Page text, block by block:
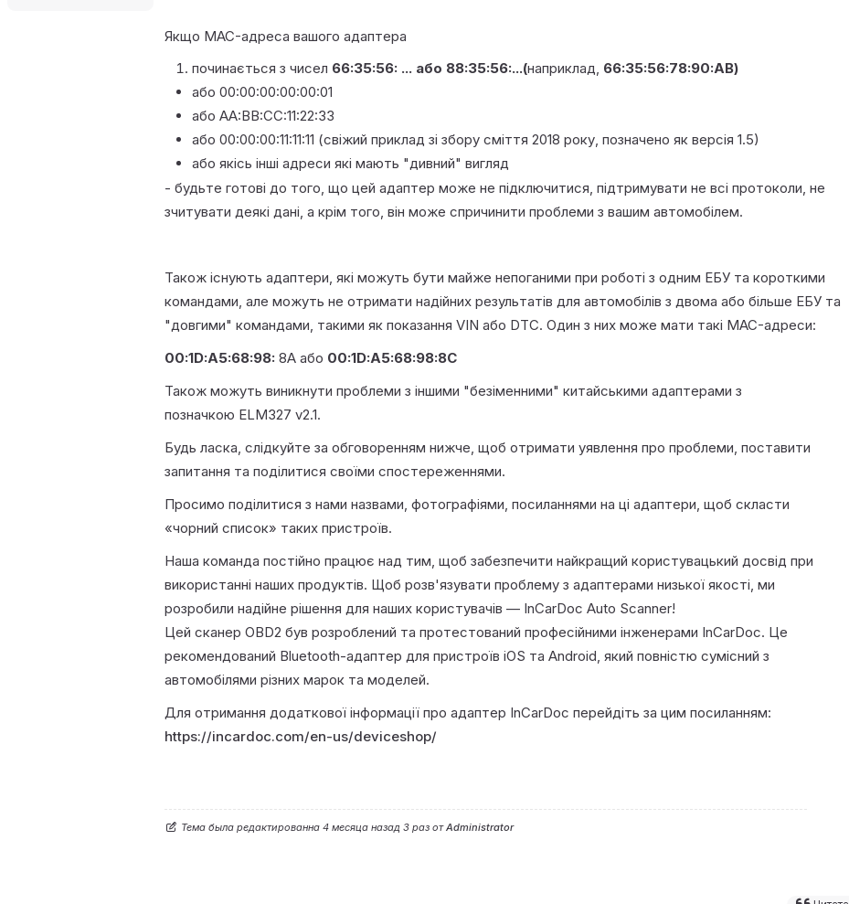
Якщо MAC-адреса вашого адаптера
починається з чисел 66:35:56: ... або 88:35:56:...(наприклад, 66:35:56:78:90:AB)
або 00:00:00:00:00:01
або AA:BB:CC:11:22:33
або 00:00:00:11:11:11 (свіжий приклад зі збору сміття 2018 року, позначено як версія 1.5)
або якісь інші адреси які мають "дивний" вигляд
- будьте готові до того, що цей адаптер може не підключитися, підтримувати не всі протоколи, не
зчитувати деякі дані, а крім того, він може спричинити проблеми з вашим автомобілем.
Також існують адаптери, які можуть бути майже непоганими при роботі з одним ЕБУ та короткими
командами, але можуть не отримати надійних результатів для автомобілів з двома або більше ЕБУ та
"довгими" командами, такими як показання VIN або DTC. Один з них може мати такі MAC-адреси:
00:1D:A5:68:98: 8A або 00:1D:A5:68:98:8C
Також можуть виникнути проблеми з іншими "безіменними" китайськими адаптерами з
позначкою ELM327 v2.1.
Будь ласка, слідкуйте за обговоренням нижче, щоб отримати уявлення про проблеми, поставити
запитання та поділитися своїми спостереженнями.
Просимо поділитися з нами назвами, фотографіями, посиланнями на ці адаптери, щоб скласти
«чорний список» таких пристроїв.
Наша команда постійно працює над тим, щоб забезпечити найкращий користувацький досвід при
використанні наших продуктів. Щоб розв'язувати проблему з адаптерами низької якості, ми
розробили надійне рішення для наших користувачів — InCarDoc Auto Scanner!
Цей сканер OBD2 був розроблений та протестований професійними інженерами InCarDoc. Це
рекомендований Bluetooth-адаптер для пристроїв iOS та Android, який повністю сумісний з
автомобілями різних марок та моделей.
Для отримання додаткової інформації про адаптер InCarDoc перейдіть за цим посиланням:
https://incardoc.com/en-us/deviceshop/
Тема была редактированна 4 месяца назад 3 раз отAdministrator